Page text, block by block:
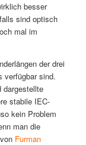
besser
sind optisch
mal im
der drei
verfügbar sind.
dargestellte
stabile IEC-
kein Problem
man die
Furman